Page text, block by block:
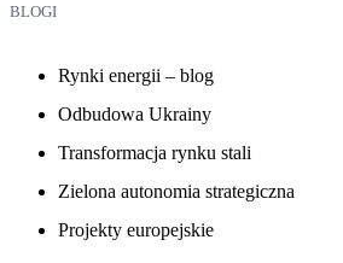
BLOGI
Rynki energii – blog
Odbudowa Ukrainy
Transformacja rynku stali
Zielona autonomia strategiczna
Projekty europejskie